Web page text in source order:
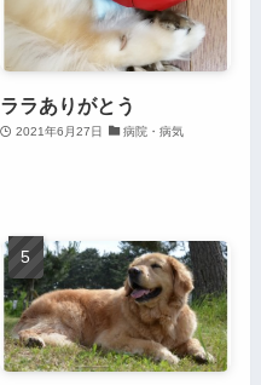
ララありがとう
2021年6月27日 病院・病気